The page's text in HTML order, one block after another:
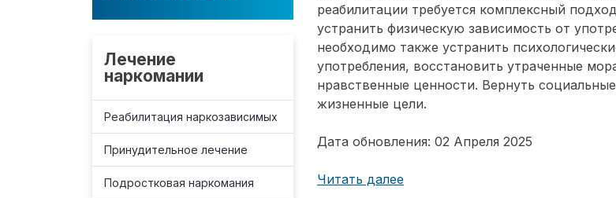
Лечение
наркомании
Реабилитация наркозависимых
Принудительное лечение
Подростковая наркомания
реабилитации требуется комплексный
устранить физическую зависимость от
необходимо также устранить
употребления, восстановить утраченные
нравственные ценности. Вернуть
жизненные цели.
Дата обновления: 02 Апреля 2025
Читать далее